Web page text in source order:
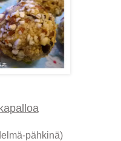
pähkinä)